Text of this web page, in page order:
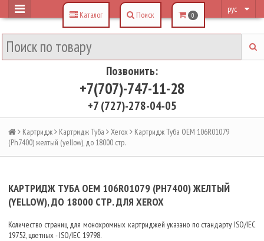
рус
Позвонить:
+7(707)-747-11-28
+7 (727)-278-04-05
Каталог Поиск 0
Картридж Картридж Туба Xerox
Картридж Туба OEM 106R01079
(Ph7400) желтый (yellow), до 18000 стр.
КАРТРИДЖ ТУБА OEM 106R01079 (PH7400) ЖЕЛТЫЙ
(YELLOW), ДО 18000 СТР. ДЛЯ XEROX
Количество страниц для монохромных картриджей указано по стандарту ISO/IEC
19752, цветных - ISO/IEC 19798.